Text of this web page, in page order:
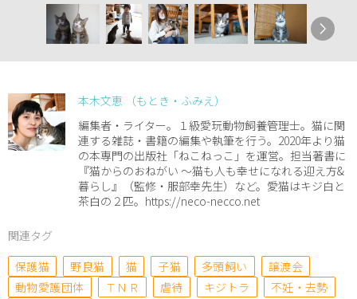
本木文恵 （もとき・ふみえ）
編集者・ライター。１級愛玩動物飼養管理士。猫に関
連する雑誌・書籍の編集や執筆を行う。2020年より猫
の本専門の出版社「ねこねっこ」を運営。担当著書に
『猫からのおねがい 〜猫も人も幸せになれる迎え方&
暮らし』（監修・服部幸先生）など。愛猫はキジ白と
茶白の２匹。https://neco-necco.net
関連タグ
保護猫
野良猫 猫 子猫 多頭飼い
譲渡会
動物愛護団体
ＴＮＲ 虐待 キジトラ
不妊・去勢